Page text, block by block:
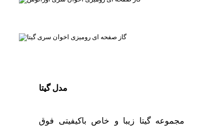
مدل گیتا
مجموعه گیتا زیبا و خاص باکیفیتی فوق